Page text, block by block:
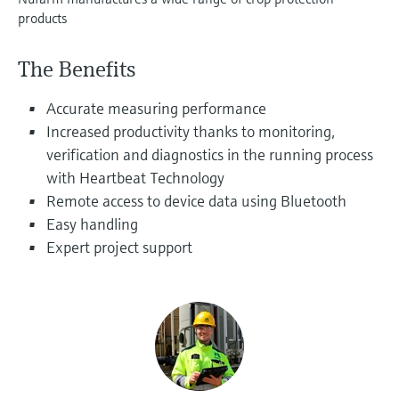
Ürünlere özgü bilgiler ve belgeler bulun
Yedek parçaları bulun
Ürün kökü, sipariş kodu veya seri numarasına
göre yedek parçaları bulun
Hepsini satın al
Mikrodalga iletimi ölçümü
Memosens teknolojisi
Hepsini satın al
products
The Benefits
Accurate measuring performance
Increased productivity thanks to monitoring,
verification and diagnostics in the running process
with Heartbeat Technology
Remote access to device data using Bluetooth
Easy handling
Expert project support